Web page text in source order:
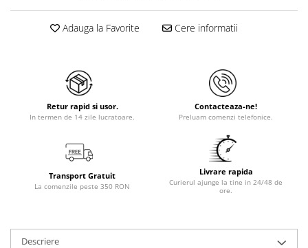
Adauga la Favorite Cere informatii
Retur rapid si usor.
In termen de 14 zile lucratoare.
Contacteaza-ne!
Preluam comenzi telefonice.
Transport Gratuit
La comenzile peste 350 RON
Livrare rapida
Curierul ajunge la tine in 24/48 de
ore.
Descriere